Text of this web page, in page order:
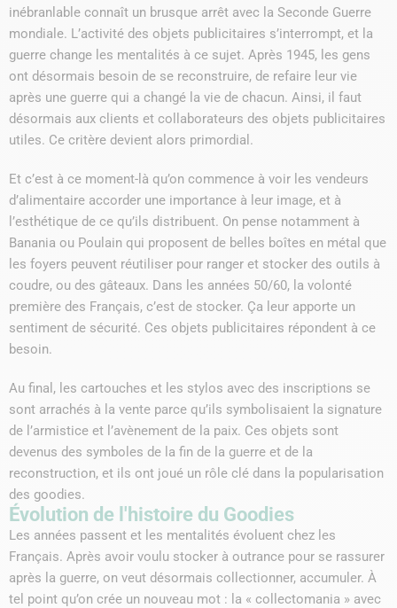
inébranlable connaît un brusque arrêt avec la Seconde Guerre
mondiale. L’activité des objets publicitaires s’interrompt, et la
guerre change les mentalités à ce sujet. Après 1945, les gens
ont désormais besoin de se reconstruire, de refaire leur vie
après une guerre qui a changé la vie de chacun. Ainsi, il faut
désormais aux clients et collaborateurs des objets publicitaires
utiles. Ce critère devient alors primordial.
Et c’est à ce moment-là qu’on commence à voir les vendeurs
d’alimentaire accorder une importance à leur image, et à
l’esthétique de ce qu’ils distribuent. On pense notamment à
Banania ou Poulain qui proposent de belles boîtes en métal que
les foyers peuvent réutiliser pour ranger et stocker des outils à
coudre, ou des gâteaux. Dans les années 50/60, la volonté
première des Français, c’est de stocker. Ça leur apporte un
sentiment de sécurité. Ces objets publicitaires répondent à ce
besoin.
Au final, les cartouches et les stylos avec des inscriptions se
sont arrachés à la vente parce qu’ils symbolisaient la signature
de l’armistice et l’avènement de la paix. Ces objets sont
devenus des symboles de la fin de la guerre et de la
reconstruction, et ils ont joué un rôle clé dans la popularisation
des goodies.
Évolution de l'histoire du Goodies
Les années passent et les mentalités évoluent chez les
Français. Après avoir voulu stocker à outrance pour se rassurer
après la guerre, on veut désormais collectionner, accumuler. À
tel point qu’on crée un nouveau mot : la « collectomania » avec